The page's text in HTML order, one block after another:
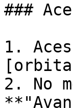
###
1.
2. No